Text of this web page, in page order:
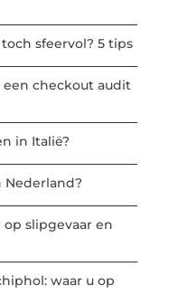
sfeervol? 5 tips
een checkout audit
in Italië?
Nederland?
slipgevaar en
waar u op